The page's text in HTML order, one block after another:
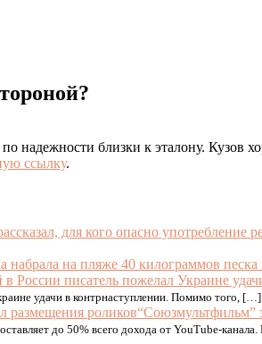
надежности близки к эталону. Кузов
ссылку.
для кого опасно употребление
набрала на пляже 40 килограммов
России писатель пожелал Украине
удачи в контрнаступлении. Помимо того, […]
“Союзмультфильм”
до 50% всего дохода от YouTube-